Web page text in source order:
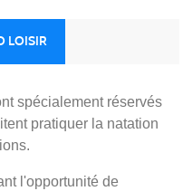
LOISIR
spécialement réservés
pratiquer la natation
l'opportunité de